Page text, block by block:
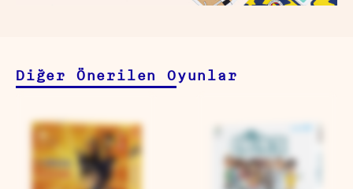
Diğer Önerilen Oyunlar